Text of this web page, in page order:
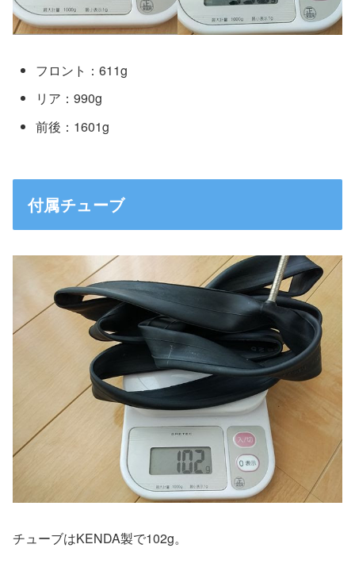
フロント：611g
リア：990g
前後：1601g
付属チューブ
チューブはKENDA製で102g。